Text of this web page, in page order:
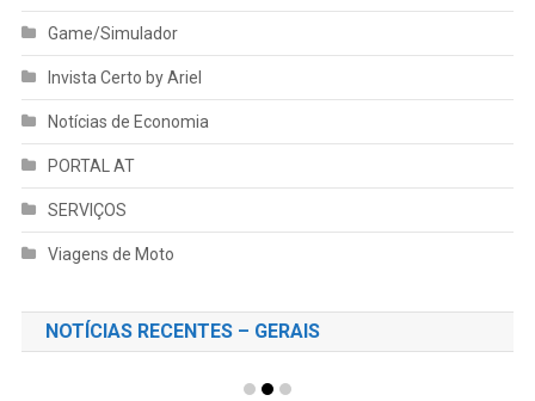
Game/Simulador
Invista Certo by Ariel
Notícias de Economia
PORTAL AT
SERVIÇOS
Viagens de Moto
NOTÍCIAS RECENTES – GERAIS